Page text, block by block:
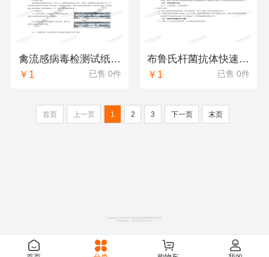
禽流感病毒检测试纸条（纳百生物）
￥1
已售 0件
布鲁氏杆菌抗体快速检测试纸条（纳百）
￥1
已售 0件
首页 上一页 1 2 3 下一页 末页
Copyright © 2023-2039 防疫检疫应急物资网 版权所有